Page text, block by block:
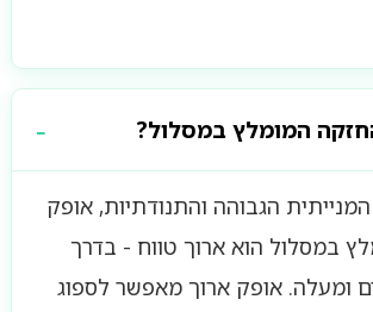
המומלץ במסלול?
הגבוהה והתנודתיות, אופק
במסלול הוא ארוך טווח - בדרך
ומעלה. אופק ארוך מאפשר לספוג